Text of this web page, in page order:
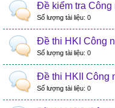
Đề kiểm tra Công
Số lượng tài liệu: 0
Đề thi HKI Công
Số lượng tài liệu: 0
Đề thi HKII Công
Số lượng tài liệu: 0